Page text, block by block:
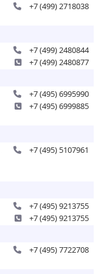
+7 (499) 2718038
+7 (499) 2480844
+7 (499) 2480877
+7 (495) 6995990
+7 (495) 6999885
+7 (495) 5107961
+7 (495) 9213755
+7 (495) 9213755
+7 (495) 7722708